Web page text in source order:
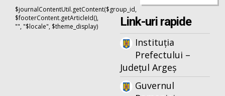
$journalContentUtil.getContent($group_id,
$footerContent.getArticleId(),
"", "$locale", $theme_display)
Link-uri rapide
Instituția
Prefectului –
Județul Argeș
Guvernul